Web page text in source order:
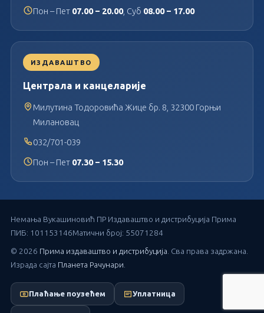
Пон – Пет 07.00 – 20.00, Суб 08.00 – 17.00
ИЗДАВАШТВО
Централа и канцеларије
Милутина Тодоровића Жице бр. 8, 32300 Горњи
Милановац
032/701-039
Пон – Пет 07.30 – 15.30
Немања Вукашиновић ПР Издаваштво и дистрибуција Прима
ПИБ: 101153146Матични број: 55071284
© 2026 Прима издаваштво и дистрибуција . Сва права задржана.
Израда сајта Планета Рачунари
Плаћање поузећем Уплатница